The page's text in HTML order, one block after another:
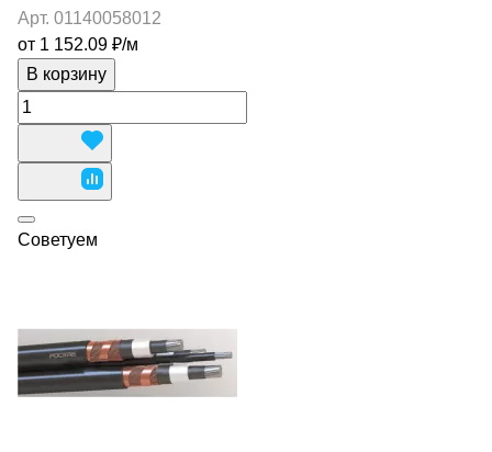
Арт. 01140058012
от 1 152.09 ₽/м
В корзину
Советуем